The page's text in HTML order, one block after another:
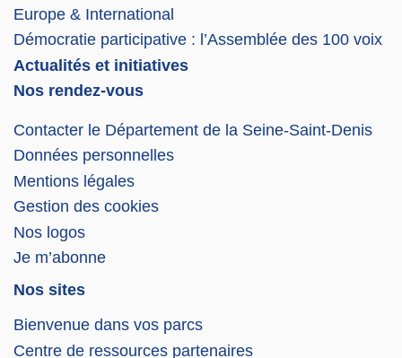
Europe & International
Démocratie participative : l’Assemblée des 100 voix
Actualités et initiatives
Nos rendez-vous
Contacter le Département de la Seine-Saint-Denis
Données personnelles
Mentions légales
Gestion des cookies
Nos logos
Je m’abonne
Nos sites
Bienvenue dans vos parcs
Centre de ressources partenaires